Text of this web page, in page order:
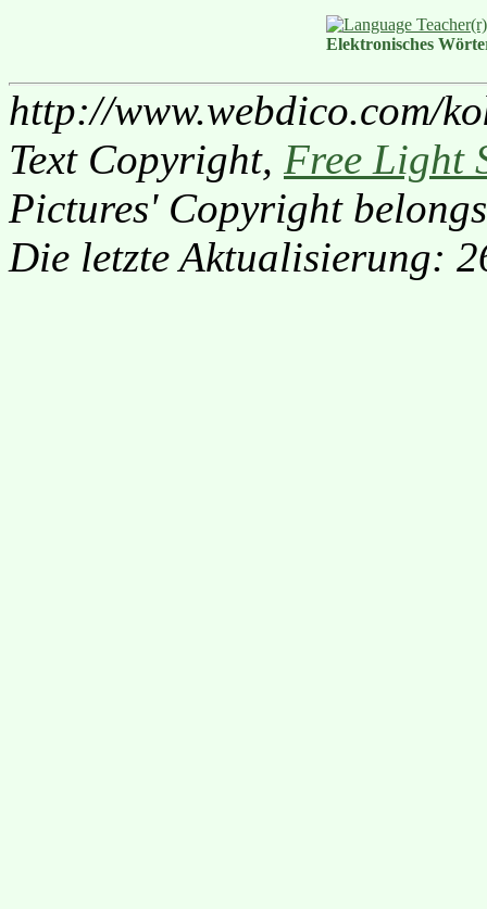
Elektronisches
http://www.webdico.com/
Text Copyright, Free Light
Pictures' Copyright
Die letzte Aktualisierung: